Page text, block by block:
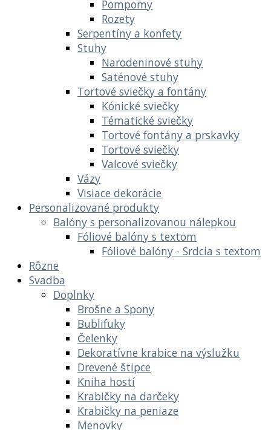
Pompomy
Rozety
Serpentíny a konfety
Stuhy
Narodeninové stuhy
Saténové stuhy
Tortové sviečky a fontány
Kónické sviečky
Tématické sviečky
Tortové fontány a prskavky
Tortové sviečky
Valcové sviečky
Vázy
Visiace dekorácie
Personalizované produkty
Balóny s personalizovanou nálepkou
Fóliové balóny s textom
Fóliové balóny - Srdcia s textom
Rôzne
Svadba
Doplnky
Brošne a Spony
Bublifuky
Čelenky
Dekoratívne krabice na výslužku
Drevené štipce
Kniha hostí
Krabičky na darčeky
Krabičky na peniaze
Menovky